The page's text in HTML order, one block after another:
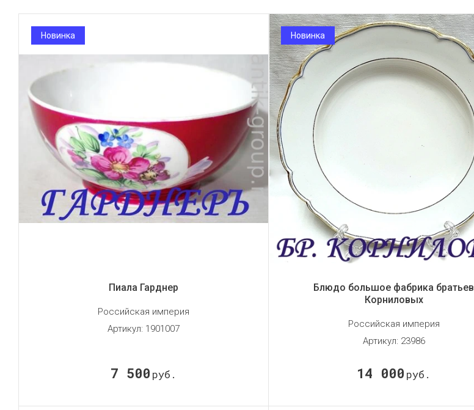
Новинка
Пиала Гарднер
Российская империя
Артикул: 1901007
7 500 руб.
Новинка
Блюдо большое фабрика братьев
Корниловых
Российская империя
Артикул: 23986
14 000 руб.